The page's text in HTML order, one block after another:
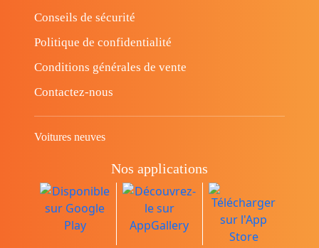
Conseils de sécurité
Politique de confidentialité
Conditions générales de vente
Contactez-nous
Voitures neuves
Nos applications